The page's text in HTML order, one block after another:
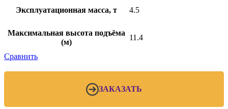
Эксплуатационная масса, т 4.5
Максимальная высота подъёма
(м)
11.4
Сравнить
ЗАКАЗАТЬ